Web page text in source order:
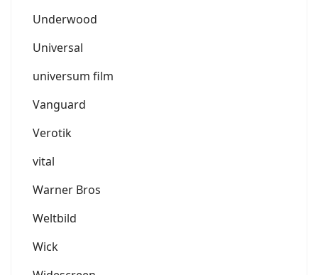
Underwood
Universal
universum film
Vanguard
Verotik
vital
Warner Bros
Weltbild
Wick